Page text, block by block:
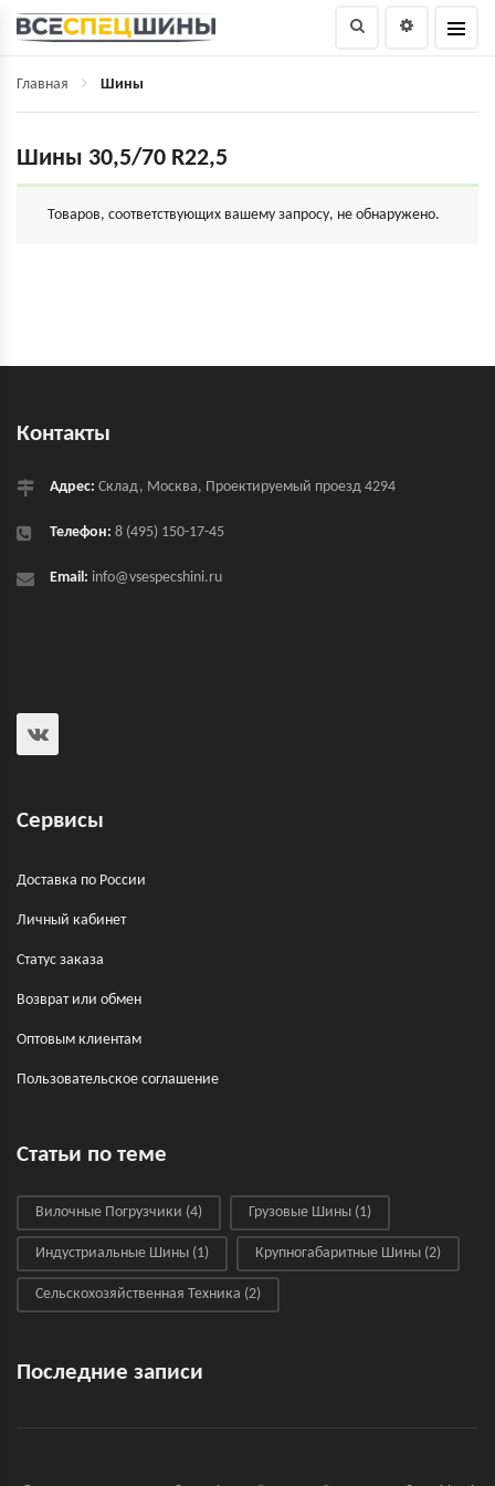
Главная Шины
Шины 30,5/70 R22,5
Товаров, соответствующих вашему запросу, не обнаружено.
Контакты
Адрес: Склад, Москва, Проектируемый проезд 4294
Телефон: 8 (495) 150-17-45
Email: info@vsespecshini.ru
Сервисы
Доставка по России
Личный кабинет
Статус заказа
Возврат или обмен
Оптовым клиентам
Пользовательское соглашение
Статьи по теме
Вилочные Погрузчики (4) Грузовые Шины (1)
Индустриальные Шины (1) Крупногабаритные Шины (2)
Сельскохозяйственная Техника (2)
Последние записи